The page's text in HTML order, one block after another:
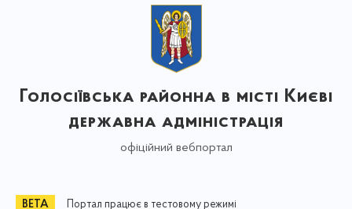
Голосіївська районна в місті Києві
державна адміністрація
офіційний вебпортал
Портал працює в тестовому режимі